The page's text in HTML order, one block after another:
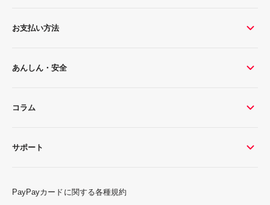
お支払い方法
あんしん・安全
コラム
サポート
PayPayカードに関する各種規約